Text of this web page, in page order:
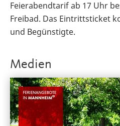
Feierabendtarif ab 17 Uhr
Freibad. Das Eintrittsticket
und Begünstigte.
Medien